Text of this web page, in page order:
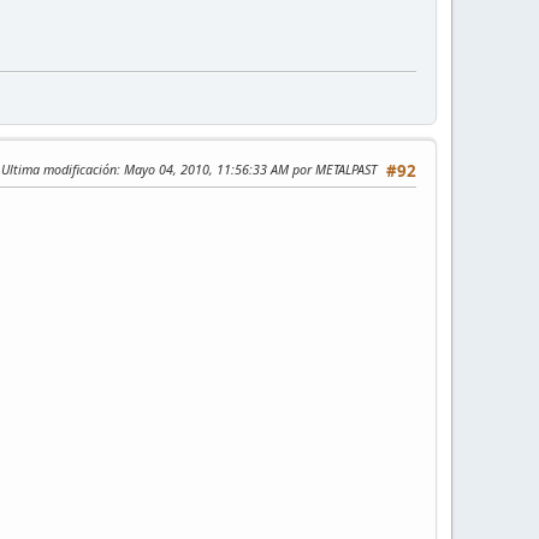
#92
Ultima modificación: Mayo 04, 2010, 11:56:33 AM por METALPAST